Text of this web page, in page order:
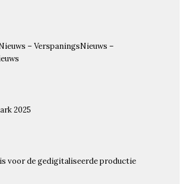
– VerspaningsNieuws –
2025
voor de gedigitaliseerde productie